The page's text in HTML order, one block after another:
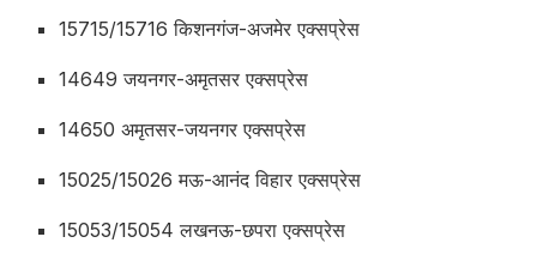
15715/15716 किशनगंज-अजमेर एक्सप्रेस
14649 जयनगर-अमृतसर एक्सप्रेस
14650 अमृतसर-जयनगर एक्सप्रेस
15025/15026 मऊ-आनंद विहार एक्सप्रेस
15053/15054 लखनऊ-छपरा एक्सप्रेस